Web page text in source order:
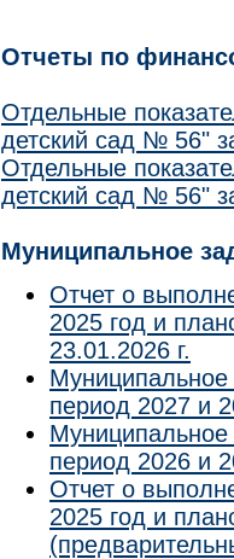
Отчеты по
Отдельные
детский сад № 56"
Отдельные
детский сад № 56"
Муниципальное
Отчет о
2025 год и
23.01.2026 г.
период 2027 и
период 2026 и
Отчет о
2025 год и